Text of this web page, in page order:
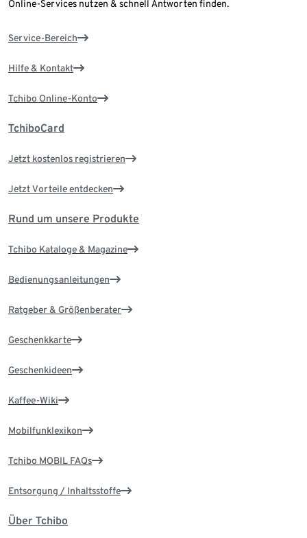
Online-Services nutzen & schnell Antworten finden.
Service-Bereich
Hilfe & Kontakt
Tchibo Online-Konto
TchiboCard
Jetzt kostenlos registrieren
Jetzt Vorteile entdecken
Rund um unsere Produkte
Tchibo Kataloge & Magazine
Bedienungsanleitungen
Ratgeber & Größenberater
Geschenkkarte
Geschenkideen
Kaffee-Wiki
Mobilfunklexikon
Tchibo MOBIL FAQs
Entsorgung / Inhaltsstoffe
Über Tchibo